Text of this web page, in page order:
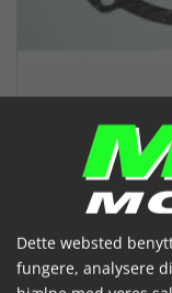
Pakning
ZN1300 78-
Dette websted
fungere, analysere